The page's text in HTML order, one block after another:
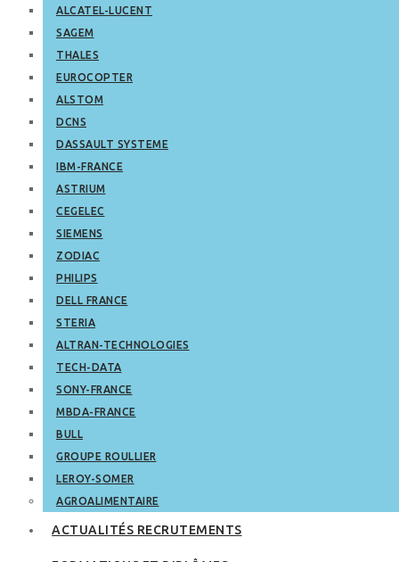
ALCATEL-LUCENT
SAGEM
THALES
EUROCOPTER
ALSTOM
DCNS
DASSAULT SYSTEME
IBM-FRANCE
ASTRIUM
CEGELEC
SIEMENS
ZODIAC
PHILIPS
DELL FRANCE
STERIA
ALTRAN-TECHNOLOGIES
TECH-DATA
SONY-FRANCE
MBDA-FRANCE
BULL
GROUPE ROULLIER
LEROY-SOMER
AGROALIMENTAIRE
ACTUALITÉS RECRUTEMENTS